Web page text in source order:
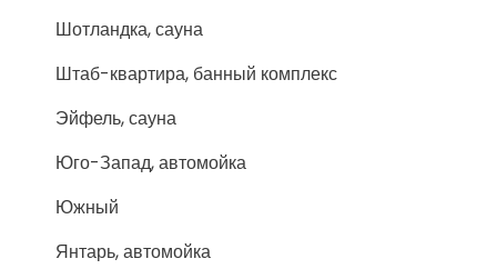
Шотландка, сауна
Штаб-квартира, банный комплекс
Эйфель, сауна
Юго-Запад, автомойка
Южный
Янтарь, автомойка